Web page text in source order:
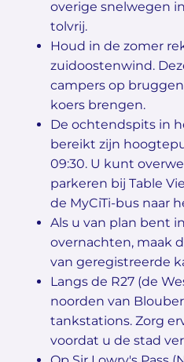
overige snelwegen
tolvrij.
Houd in de zomer
zuidoostenwind.
campers op
koers brengen.
De ochtendspits in
bereikt zijn
09:30. U kunt
parkeren bij Table
de MyCiTi-bus naar
Als u van plan bent
overnachten, maak
van geregistreerde
Langs de R27 (de
noorden van
tankstations. Zorg
voordat u de stad